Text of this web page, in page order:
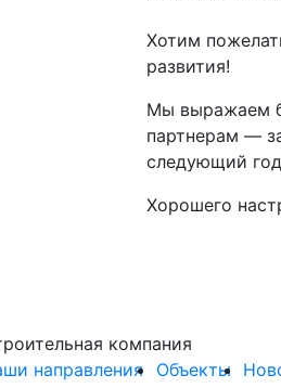
Хотим
развития!
Мы выражаем
партнерам —
следующий
Хорошего
компания
направления Объекты